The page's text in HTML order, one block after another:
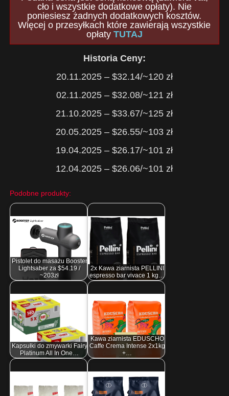
cło i wszystkie dodatkowe opłaty). Nie
poniesiesz żadnych dodatkowych kosztów.
Więcej o przesyłkach które zawierają wszystkie
opłaty TUTAJ
Historia Ceny:
20.11.2025 – $32.14/~120 zł
02.11.2025 – $32.08/~121 zł
21.10.2025 – $33.67/~125 zł
20.05.2025 – $26.55/~103 zł
19.04.2025 – $26.17/~101 zł
12.04.2025 – $26.06/~101 zł
Podobne produkty:
Pistolet do masażu Booster
Lightsaber za $54.19 /
~203zł
2x Kawa ziarnista PELLINI
espresso bar vivace 1 kg…
Kapsułki do zmywarki Fairy
Platinum All In One…
Kawa ziarnista EDUSCHO
Caffe Crema Intense 2x1kg
+…